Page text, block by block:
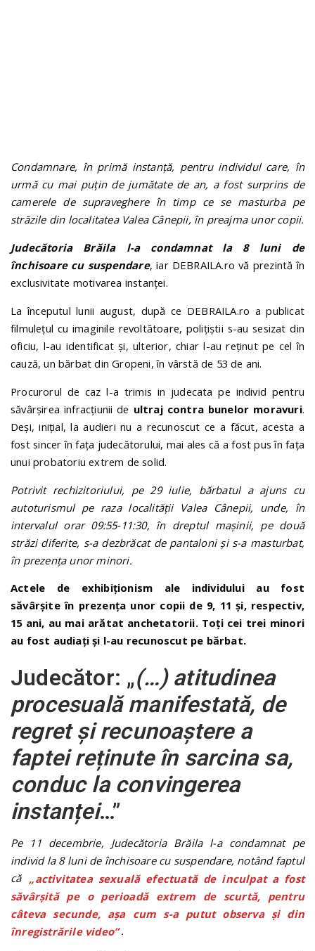
Condamnare, în primă instanță, pentru individul care, în
urmă cu mai puțin de jumătate de an, a fost surprins de
camerele de supraveghere în timp ce se masturba pe
străzile din localitatea Valea Cânepii, în preajma unor copii.
Judecătoria Brăila l-a condamnat la 8 luni de
închisoare cu suspendare, iar DEBRAILA.ro vă prezintă în
exclusivitate motivarea instanței.
La începutul lunii august, după ce DEBRAILA.ro a publicat
filmulețul cu imaginile revoltătoare, polițiștii s-au sesizat din
oficiu, l-au identificat și, ulterior, chiar l-au reținut pe cel în
cauză, un bărbat din Gropeni, în vârstă de 53 de ani.
Procurorul de caz l-a trimis in judecata pe individ pentru
săvârşirea infracţiunii de ultraj contra bunelor moravuri.
Deși, inițial, la audieri nu a recunoscut ce a făcut, acesta a
fost sincer în fața judecătorului, mai ales că a fost pus în fața
unui probatoriu extrem de solid.
Potrivit rechizitoriului, pe 29 iulie, bărbatul a ajuns cu
autoturismul pe raza localității Valea Cânepii, unde, în
intervalul orar 09:55-11:30, în dreptul mașinii, pe două
străzi diferite, s-a dezbrăcat de pantaloni și s-a masturbat,
în prezența unor minori.
Actele de exhibiționism ale individului au fost
săvârșite în prezența unor copii de 9, 11 și, respectiv,
15 ani, au mai arătat anchetatorii. Toți cei trei minori
au fost audiați și l-au recunoscut pe bărbat.
Judecător: „(…) atitudinea
procesuală manifestată, de
regret și recunoaștere a
faptei reținute în sarcina sa,
conduc la convingerea
instanței…”
Pe 11 decembrie, Judecătoria Brăila l-a condamnat pe
individ la 8 luni de închisoare cu suspendare, notând faptul
că „activitatea sexuală efectuată de inculpat a fost
săvârşită pe o perioadă extrem de scurtă, pentru
câteva secunde, așa cum s-a putut observa și din
înregistrările video”.